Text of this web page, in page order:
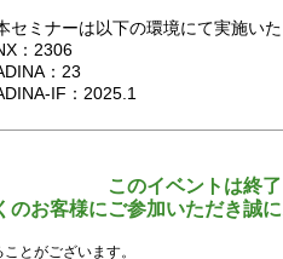
セミナーは以下の環境にて実施い
：2306
：23
IF：2025.1
このイベントは終
のお客様にご参加いただき誠
とがございます。